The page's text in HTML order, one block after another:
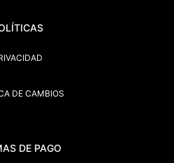
DE CAMBIOS
DE PAGO